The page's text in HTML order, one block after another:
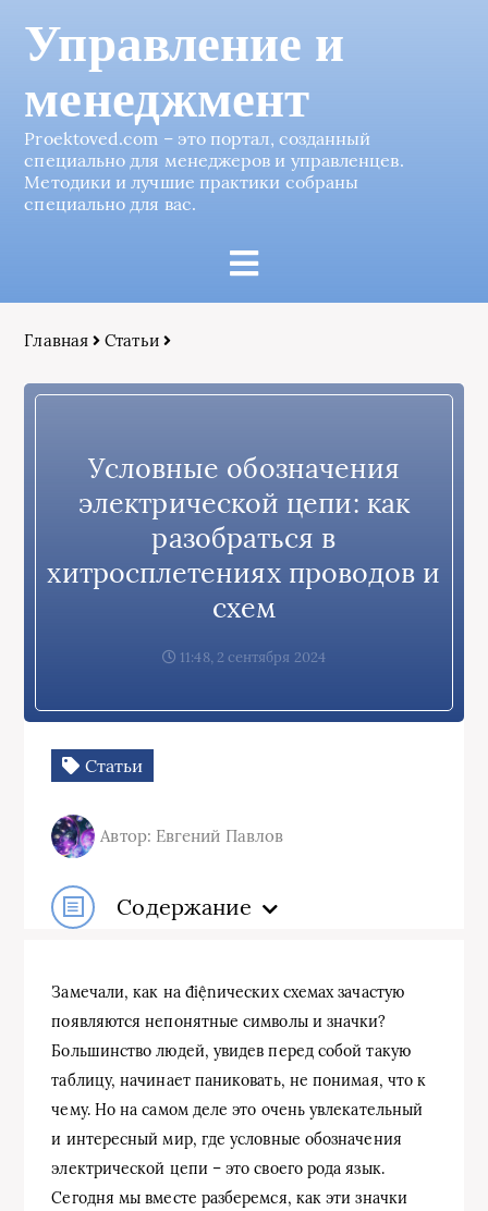
Управление и
менеджмент
Proektoved.com – это портал, созданный
специально для менеджеров и управленцев.
Методики и лучшие практики собраны
специально для вас.
Главная Статьи
Условные обозначения
электрической цепи: как
разобраться в
хитросплетениях проводов и
схем
11:48, 2 сентября 2024
Статьи
Автор: Евгений Павлов
Содержание
Замечали, как на điệnических схемах зачастую
появляются непонятные символы и значки?
Большинство людей, увидев перед собой такую
таблицу, начинает паниковать, не понимая, что к
чему. Но на самом деле это очень увлекательный
и интересный мир, где условные обозначения
электрической цепи – это своего рода язык.
Сегодня мы вместе разберемся, как эти значки